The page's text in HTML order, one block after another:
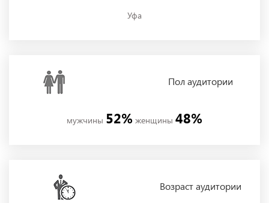
Уфа
Полаудитории
мужчины 52% женщины 48%
Возраст аудитории